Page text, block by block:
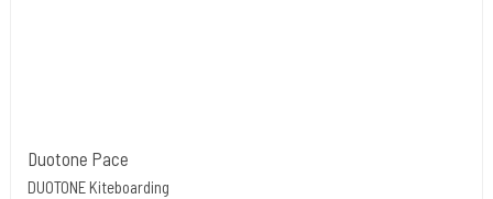
Duotone Pace
DUOTONE Kiteboarding